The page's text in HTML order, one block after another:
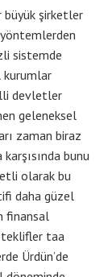
büyük şirketler
sistemde
kurumlar
devletler
geleneksel
zaman biraz
bunu
olarak bu
daha güzel
finansal
teklifler taa
Ürdün’de